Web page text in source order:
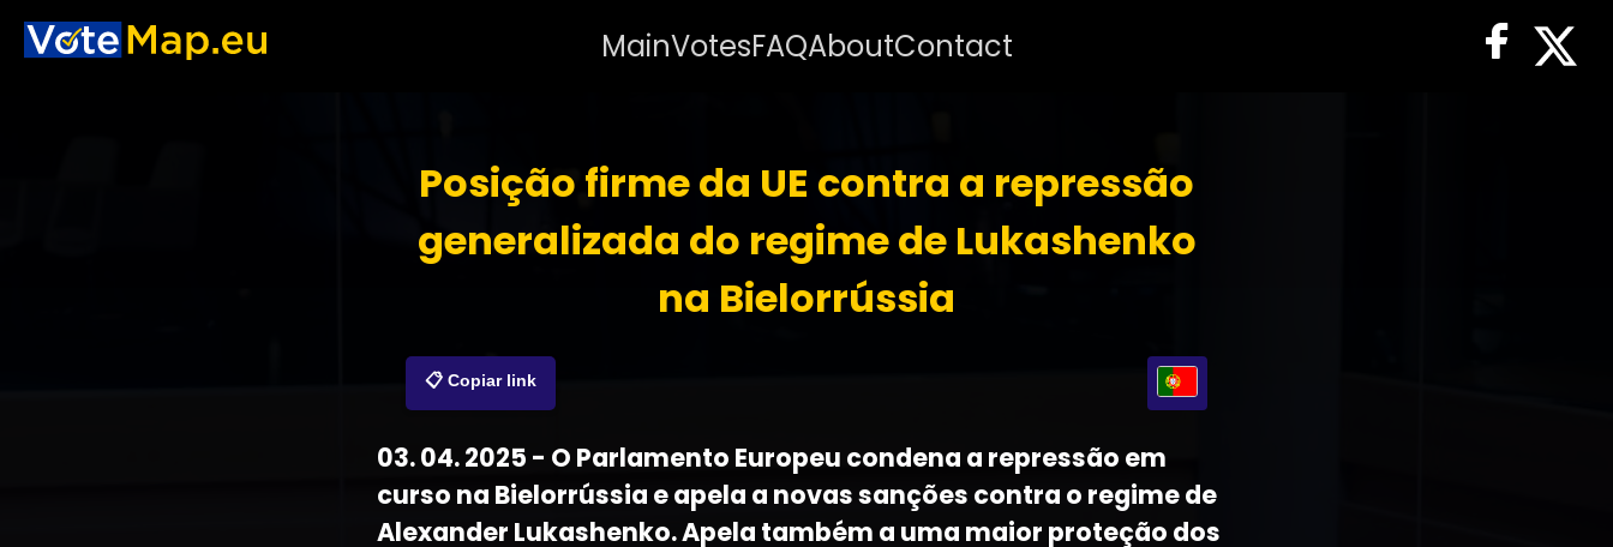
MainVotesFAQAboutContact
Posição firme da UE contra a repressão
generalizada do regime de Lukashenko
na Bielorrússia
📋 Copiar link
03. 04. 2025 - O Parlamento Europeu condena a repressão em
curso na Bielorrússia e apela a novas sanções contra o regime de
Alexander Lukashenko. Apela também a uma maior proteção dos